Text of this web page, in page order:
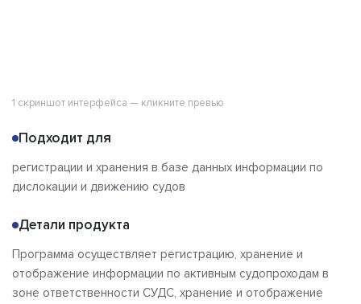
1 скриншот интерфейса — кликните превью
Подходит для
регистрации и хранения в базе данных информации по
дислокации и движению судов
Детали продукта
Программа осуществляет регистрацию, хранение и
отображение информации по активным судопроходам в
зоне ответственности СУДС, хранение и отображение